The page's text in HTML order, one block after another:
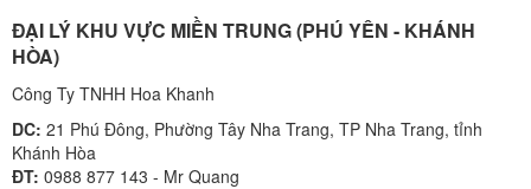
ĐẠI LÝ KHU VỰC MIỀN TRUNG (PHÚ YÊN - KHÁNH
HÒA)
Công Ty TNHH Hoa Khanh
DC: 21 Phú Đông, Phường Tây Nha Trang, TP Nha Trang, tỉnh
Khánh Hòa
ĐT: 0988 877 143 - Mr Quang